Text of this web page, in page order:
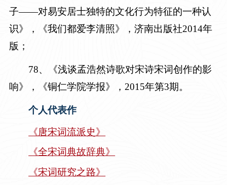
子——对易安居士独特的文化行为特征的一种认
识》，《我们都爱李清照》，济南出版社2014年
版 ；
78、《浅谈孟浩然诗歌对宋诗宋词创作的影
响》，《铜仁学院学报》， 2015年第3期。
个人代表作
《唐宋词流派史》
《全宋词典故辞典》
《宋词研究之路》